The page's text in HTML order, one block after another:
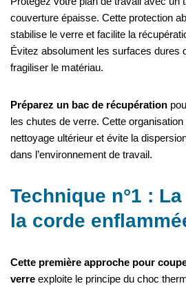
couverture épaisse. Cette protection
stabilise le verre et facilite la
Évitez absolument les surfaces dures
fragiliser le matériau.
Préparez un bac de récupération
les chutes de verre. Cette
nettoyage ultérieur et évite la
dans l’environnement de travail.
Technique n°1 :
la corde
Cette première approche pour
verre exploite le principe du choc